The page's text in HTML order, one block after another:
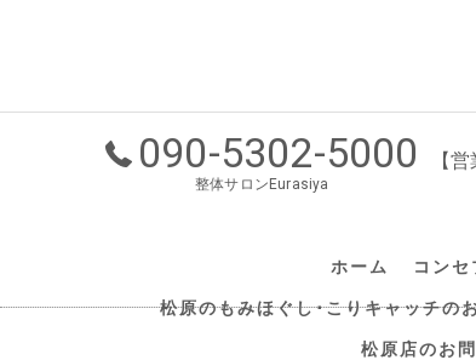
090-5302-5000
整体サロンEurasiya
【
ホーム コンセ
松原のもみほぐし･こりキャッチの
松原店のお